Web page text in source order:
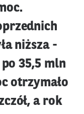
niższa -
po 35,5 mln
otrzymało
a rok